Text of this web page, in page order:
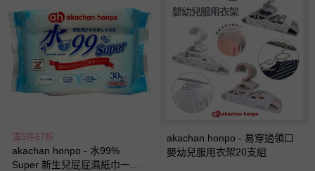
滿5件67折
akachan honpo - 水99%
Super 新生兒屁屁濕紙巾一般
akachan honpo - 易穿過領口
嬰幼兒服用衣架20支組